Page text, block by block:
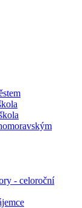
- celoroční